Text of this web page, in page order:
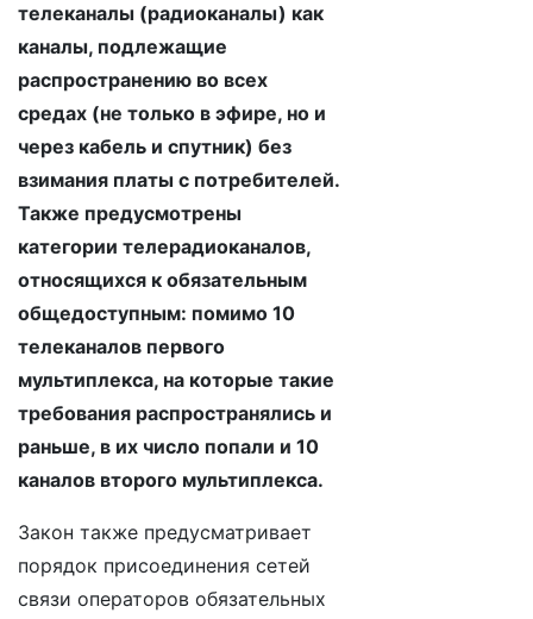
телеканалы (радиоканалы) как
каналы, подлежащие
распространению во всех
средах (не только в эфире, но и
через кабель и спутник) без
взимания платы с потребителей.
Также предусмотрены
категории телерадиоканалов,
относящихся к обязательным
общедоступным: помимо 10
телеканалов первого
мультиплекса, на которые такие
требования распространялись и
раньше, в их число попали и 10
каналов второго мультиплекса.
Закон также предусматривает
порядок присоединения сетей
связи операторов обязательных